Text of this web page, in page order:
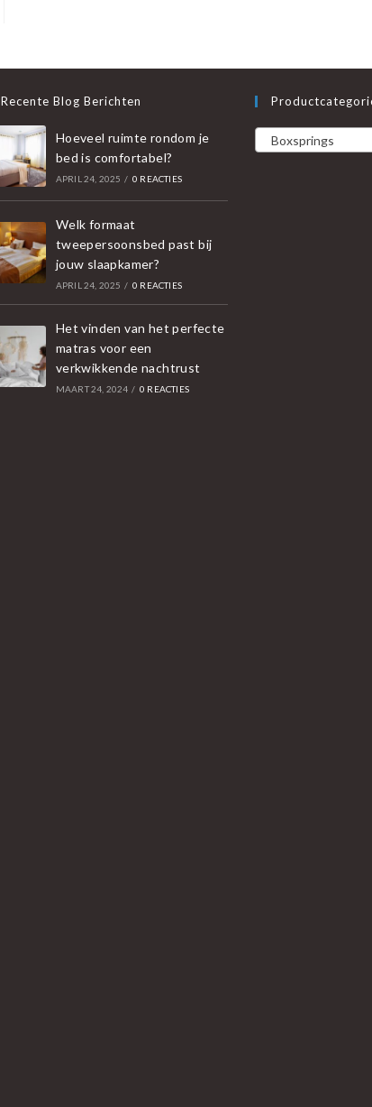
Recente Blog Berichten
Hoeveel ruimte rondom je
bed is comfortabel?
APRIL 24, 2025 / 0 REACTIES
Welk formaat
tweepersoonsbed past bij
jouw slaapkamer?
APRIL 24, 2025 / 0 REACTIES
Het vinden van het perfecte
matras voor een
verkwikkende nachtrust
MAART 24, 2024 / 0 REACTIES
Boxsprings